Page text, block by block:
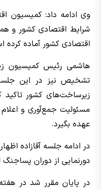
وی ادامه داد: کمیسیون
شرایط اقتصادی کشور و
اقتصادی کشور آماده کرده
هاشمی رئیس کمیسیون
تشخیص نیز در این
زیرساخت‌های کشور
مسئولیت جمع‌آوری و
عهده بگیرد.
در ادامه جلسه آقازاده
دورنمایی از دوران پساجنگ
در پایان مقرر شد در